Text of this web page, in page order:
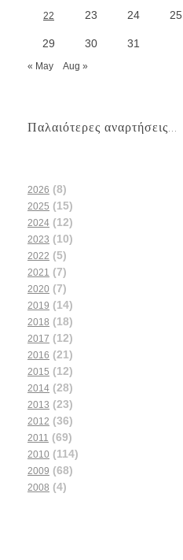
22 23 24 25
29 30 31
« May Aug »
Παλαιότερες αναρτήσεις...
2026 (8)
2025 (15)
2024 (12)
2023 (10)
2022 (5)
2021 (7)
2020 (7)
2019 (14)
2018 (18)
2017 (12)
2016 (21)
2015 (12)
2014 (28)
2013 (23)
2012 (36)
2011 (69)
2010 (114)
2009 (68)
2008 (4)